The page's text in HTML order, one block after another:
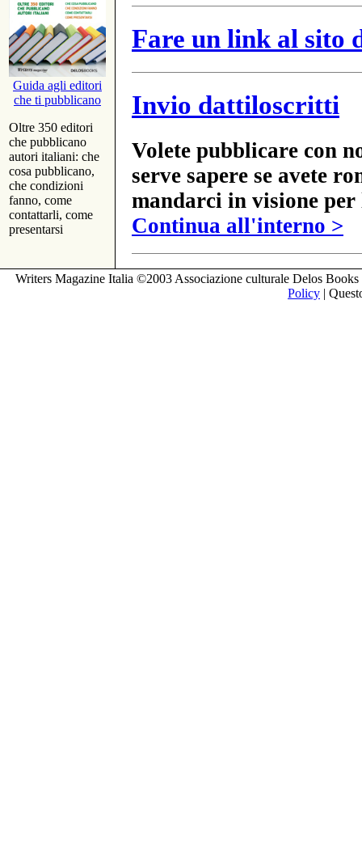
Guida agli editori
che ti pubblicano
Oltre 350 editori
che pubblicano
autori italiani: che
cosa pubblicano,
che condizioni
fanno, come
contattarli, come
presentarsi
Fare un link al sito
Invio dattiloscritti
Volete pubblicare con
serve sapere se avete
mandarci in visione
Continua all'interno >
Writers Magazine Italia ©2003 Associazione culturale Delos
Policy |